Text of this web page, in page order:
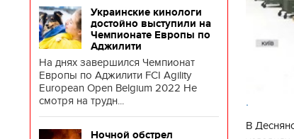
Украинские кинологи
достойно выступили на
Чемпионате Европы по
Аджилити
На днях завершился Чемпионат
Европы по Аджилити FCI Agility
European Open Belgium 2022 Не
смотря на трудн...
Ночной обстрел
.
В